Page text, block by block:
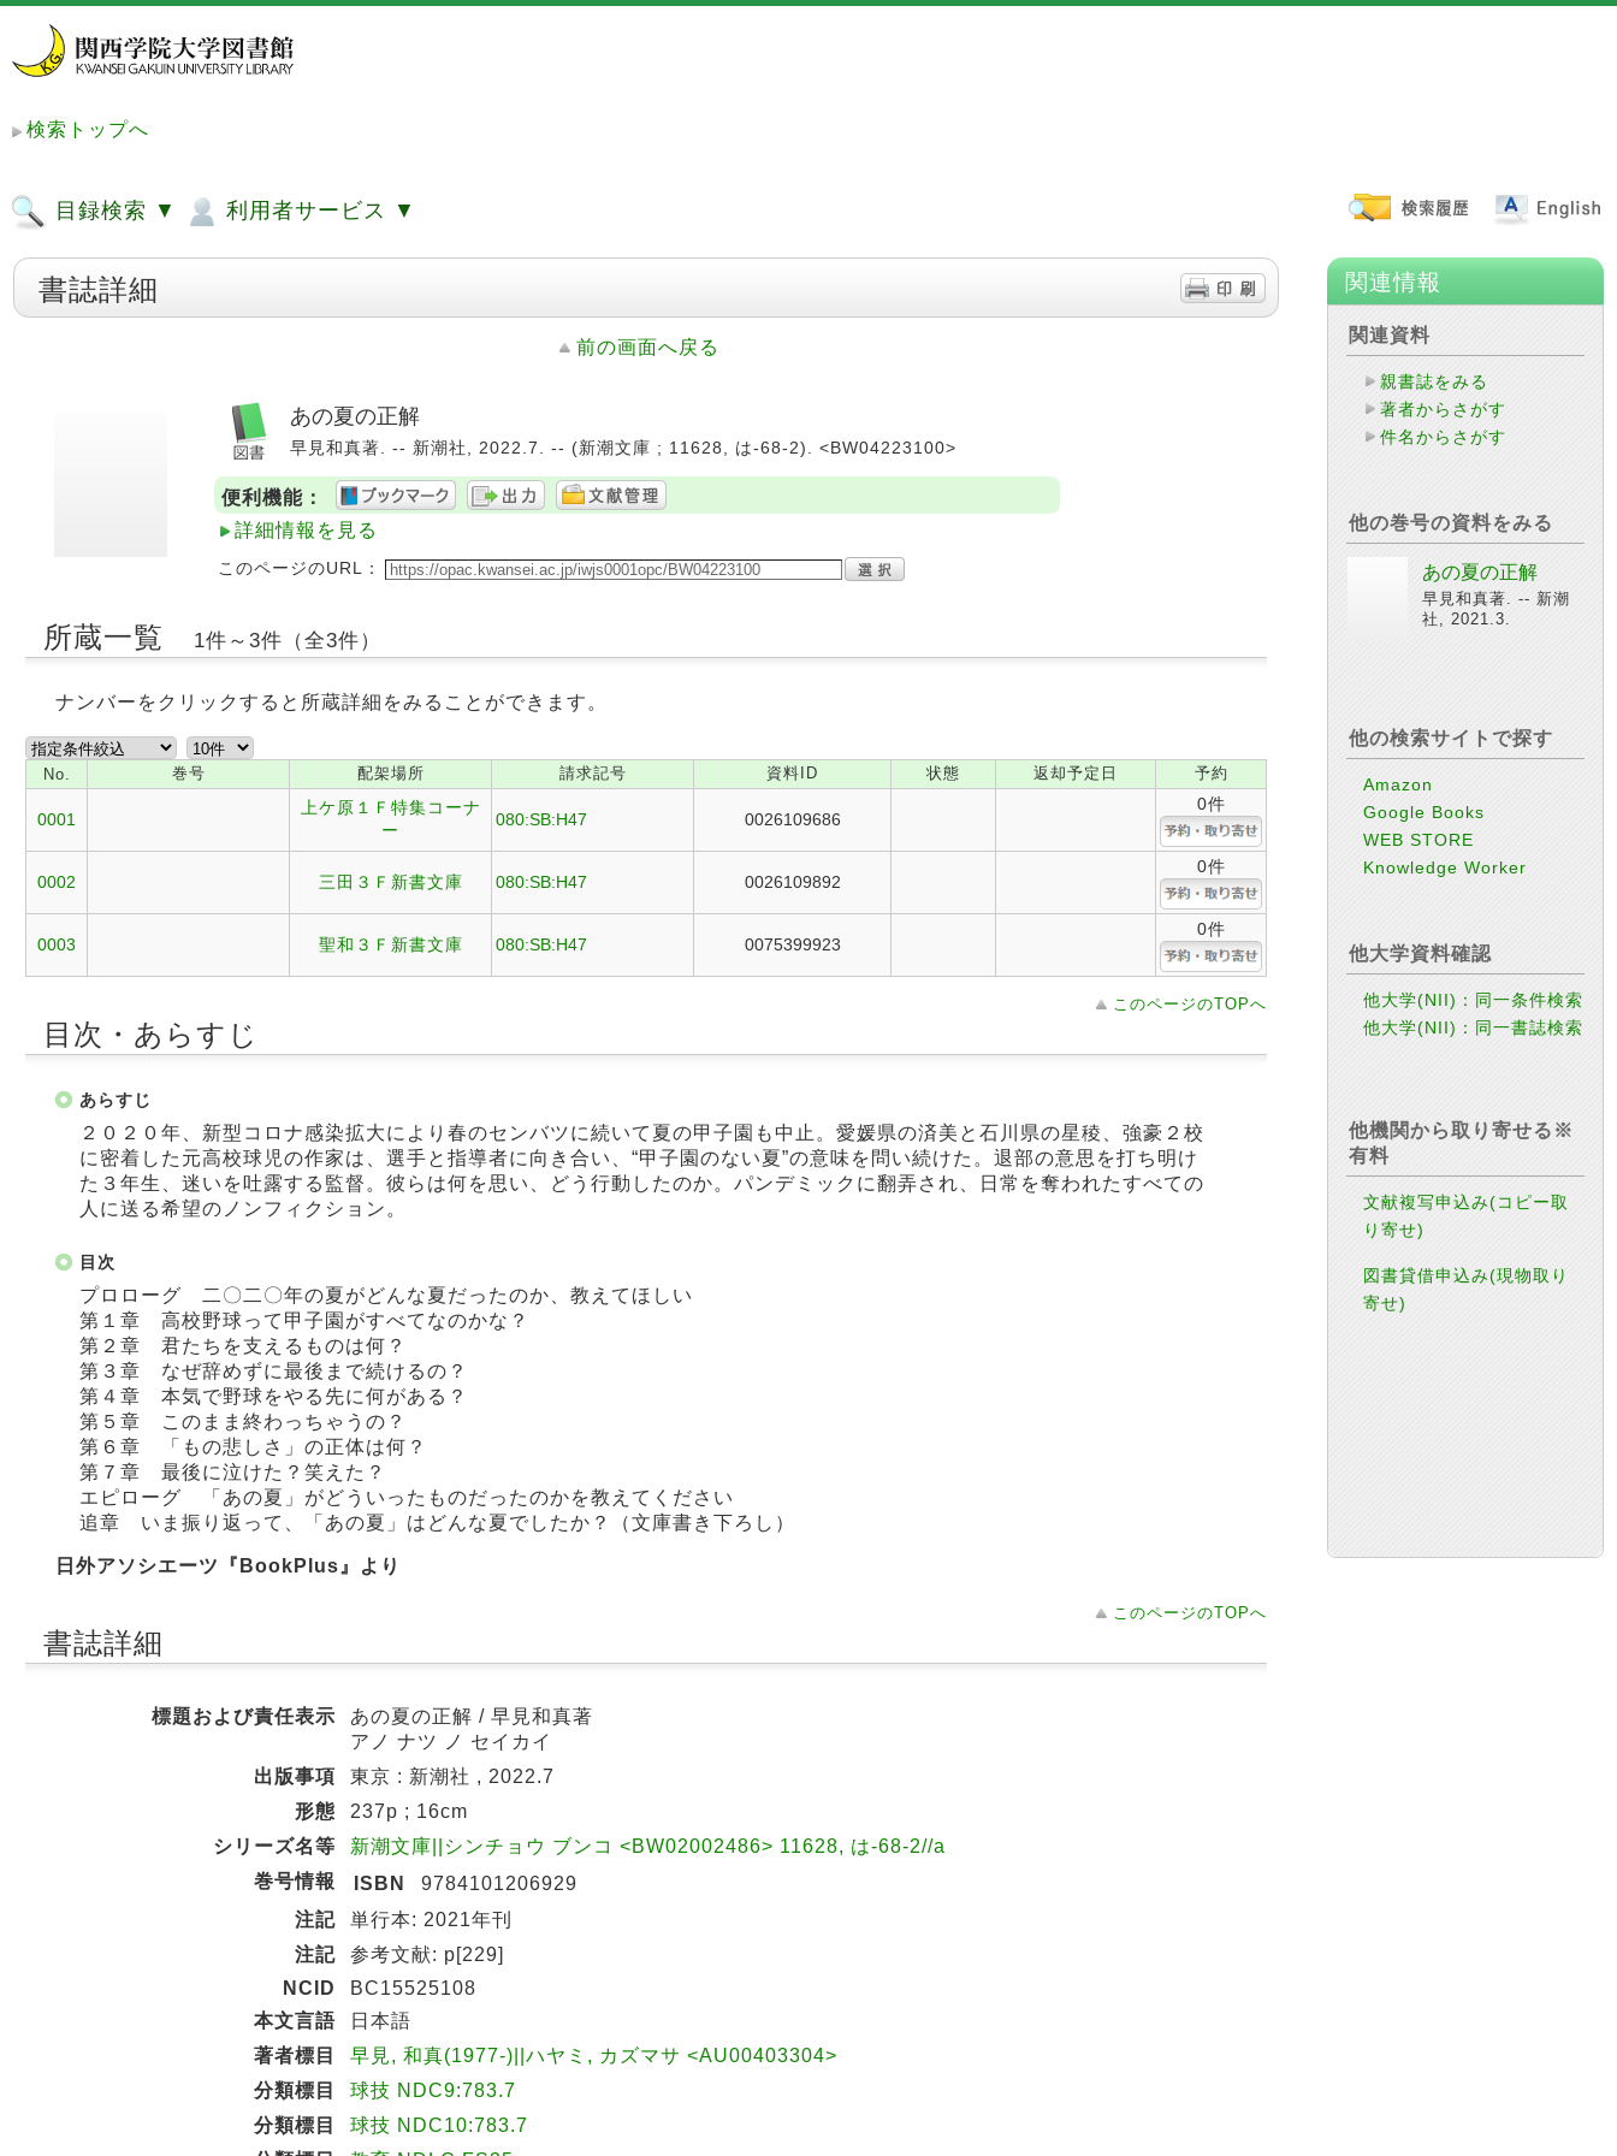
検索トップへ
目録検索 ▼ 利用者サービス ▼
書誌詳細
前の画面へ戻る
あの夏の正解
早見和真著. -- 新潮社, 2022.7. -- (新潮文庫 ; 11628, は-68-2). <BW04223100>
便利機能：
詳細情報を見る
このページのURL：
所蔵一覧 1件～3件（全3件）
ナンバーをクリックすると所蔵詳細をみることができます。
No. 巻号 配架場所 請求記号 資料ID 状態 返却予定日 予約
0001
上ケ原１Ｆ特集コーナ
ー
080:SB:H47 0026109686
0件
0002 三田３Ｆ新書文庫 080:SB:H47 0026109892
0件
0003 聖和３Ｆ新書文庫 080:SB:H47 0075399923
0件
このページのTOPへ
目次・あらすじ
あらすじ
２０２０年、新型コロナ感染拡大により春のセンバツに続いて夏の甲子園も中止。愛媛県の済美と石川県の星稜、強豪２校
に密着した元高校球児の作家は、選手と指導者に向き合い、“甲子園のない夏”の意味を問い続けた。退部の意思を打ち明け
た３年生、迷いを吐露する監督。彼らは何を思い、どう行動したのか。パンデミックに翻弄され、日常を奪われたすべての
人に送る希望のノンフィクション。
目次
プロローグ 二〇二〇年の夏がどんな夏だったのか、教えてほしい
第１章 高校野球って甲子園がすべてなのかな？
第２章 君たちを支えるものは何？
第３章 なぜ辞めずに最後まで続けるの？
第４章 本気で野球をやる先に何がある？
第５章 このまま終わっちゃうの？
第６章 「もの悲しさ」の正体は何？
第７章 最後に泣けた？笑えた？
エピローグ 「あの夏」がどういったものだったのかを教えてください
追章 いま振り返って、「あの夏」はどんな夏でしたか？（文庫書き下ろし）
日外アソシエーツ『BookPlus』より
このページのTOPへ
書誌詳細
標題および責任表示
あの夏の正解 / 早見和真著
アノ ナツ ノ セイカイ
出版事項
東京 : 新潮社 , 2022.7
形態
237p ; 16cm
シリーズ名等
新潮文庫||シンチョウ ブンコ <BW02002486> 11628, は-68-2//a
巻号情報
ISBN
9784101206929
注記
単行本: 2021年刊
注記
参考文献: p[229]
NCID
BC15525108
本文言語
日本語
著者標目
早見, 和真(1977-)||ハヤミ, カズマサ <AU00403304>
分類標目
球技 NDC9:783.7
分類標目
球技 NDC10:783.7
関連情報
関連資料
親書誌をみる
著者からさがす
件名からさがす
他の巻号の資料をみる
あの夏の正解
早見和真著. -- 新潮
社, 2021.3.
他の検索サイトで探す
Amazon
Google Books
WEB STORE
Knowledge Worker
他大学資料確認
他大学(NII)：同一条件検索
他大学(NII)：同一書誌検索
他機関から取り寄せる※
有料
文献複写申込み(コピー取
り寄せ)
図書貸借申込み(現物取り
寄せ)